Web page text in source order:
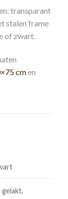
transparant
stalen frame
of zwart.
cmen